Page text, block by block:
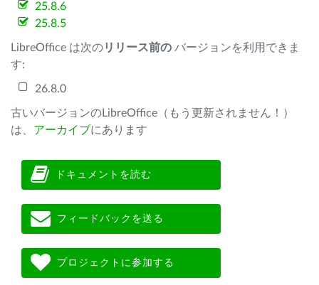
25.8.6
25.8.5
LibreOffice は次のリリース前の バージョンを利用できま
す:
26.8.0
古いバージョンのLibreOffice（もう更新されません！）
は、 アーカイブにあります
ドキュメントを読む
フィードバックを送る
プロジェクトに参加する